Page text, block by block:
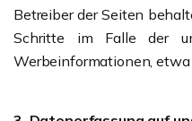
Betreiber der Seiten
Schritte im Falle der
Werbeinformationen, etwa